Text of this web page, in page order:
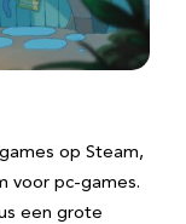
op Steam,
voor pc-games.
een grote